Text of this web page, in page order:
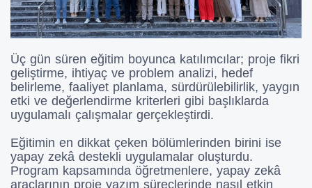
Üç gün süren eğitim boyunca katılımcılar; proje fikri
geliştirme, ihtiyaç ve problem analizi, hedef
belirleme, faaliyet planlama, sürdürülebilirlik, yaygın
etki ve değerlendirme kriterleri gibi başlıklarda
uygulamalı çalışmalar gerçekleştirdi.
Eğitimin en dikkat çeken bölümlerinden birini ise
yapay zekâ destekli uygulamalar oluşturdu.
Program kapsamında öğretmenlere, yapay zekâ
araçlarının proje yazım süreçlerinde nasıl etkin